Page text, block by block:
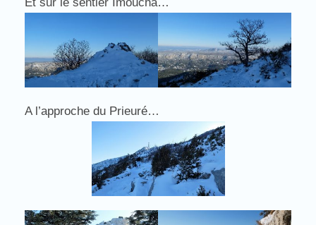
A l’approche du Prieuré…